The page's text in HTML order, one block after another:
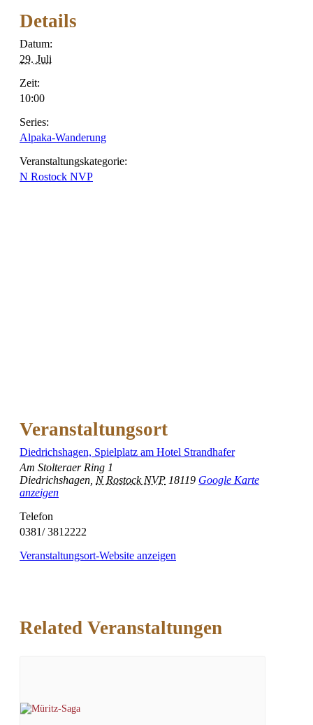
Details
Datum:
29. Juli
Zeit:
10:00
Series:
Alpaka-Wanderung
Veranstaltungskategorie:
N Rostock NVP
Veranstaltungsort
Diedrichshagen, Spielplatz am Hotel Strandhafer
Am Stolteraer Ring 1
Diedrichshagen N Rostock NVP 18119 Google Karte
anzeigen
Telefon
0381/ 3812222
Veranstaltungsort-Website anzeigen
Related Veranstaltungen